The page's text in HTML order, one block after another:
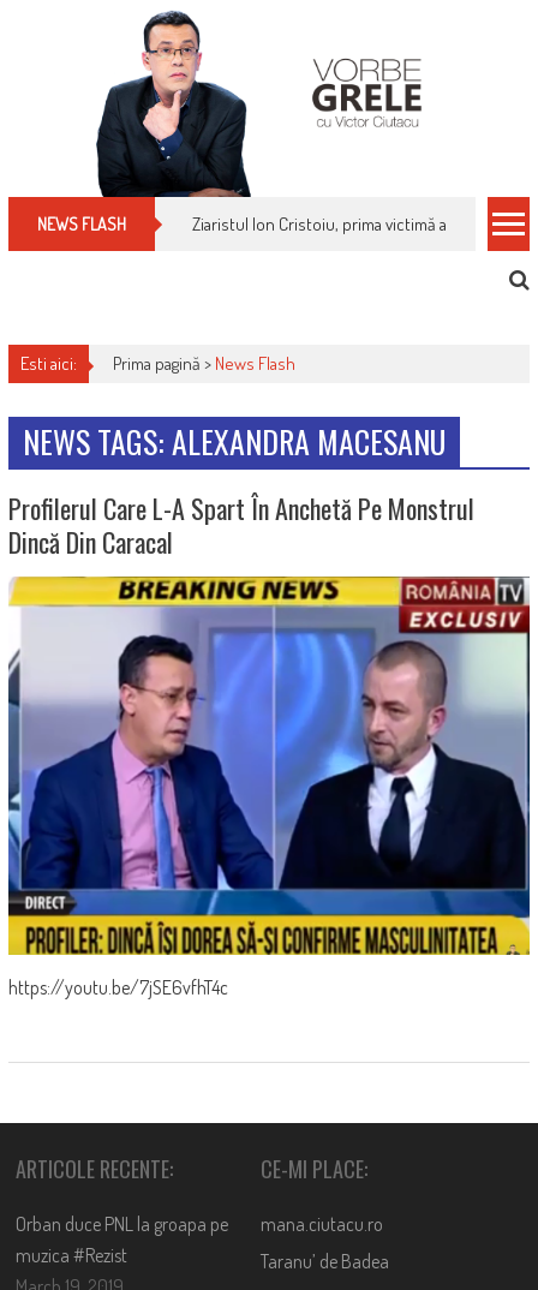
NEWS FLASH Ziaristul Ion Cristoiu, prima victimă a noi
Esti aici: Prima pagină > News Flash
NEWS TAGS: ALEXANDRA MACESANU
Profilerul Care L-A Spart În Anchetă Pe Monstrul
Dincă Din Caracal
https://youtu.be/7jSE6vfhT4c
ARTICOLE RECENTE:
Orban duce PNL la groapa pe
muzica #Rezist
CE-MI PLACE:
mana.ciutacu.ro
Taranu’ de Badea